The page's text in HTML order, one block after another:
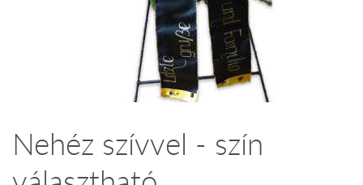
Nehéz szívvel - szín